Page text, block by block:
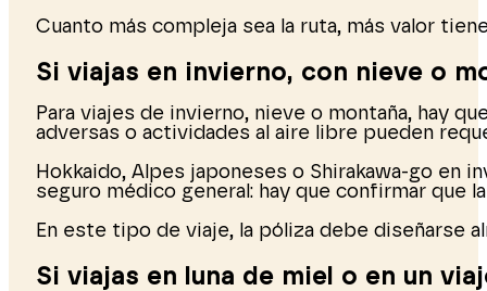
Cuanto más compleja sea la ruta, más valor
Si viajas en invierno, con nieve o
Para viajes de invierno, nieve o montaña, hay
adversas o actividades al aire libre pueden
Hokkaido, Alpes japoneses o Shirakawa-go en
seguro médico general: hay que confirmar
En este tipo de viaje, la póliza debe diseñarse
Si viajas en luna de miel o en un